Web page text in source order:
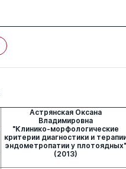
Астрянская Оксана
Владимировна
"Клинико-морфологические
критерии диагностики и
эндометропатии у плотоядных"
(2013)